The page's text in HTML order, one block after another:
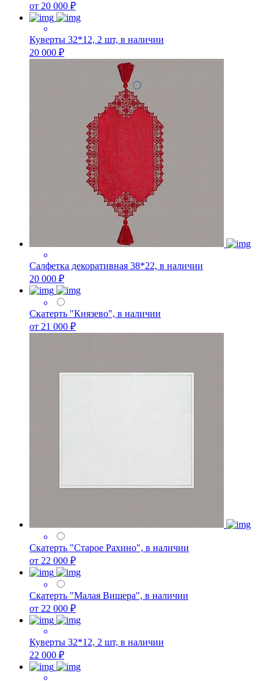
от 20 000 ₽
Куверты 32*12, 2 шт, в наличии
20 000 ₽
Салфетка декоративная 38*22, в наличии
20 000 ₽
Скатерть "Князево", в наличии
от 21 000 ₽
Скатерть "Старое Рахино", в наличии
от 22 000 ₽
Скатерть "Малая Вишера", в наличии
от 22 000 ₽
Куверты 32*12, 2 шт, в наличии
22 000 ₽